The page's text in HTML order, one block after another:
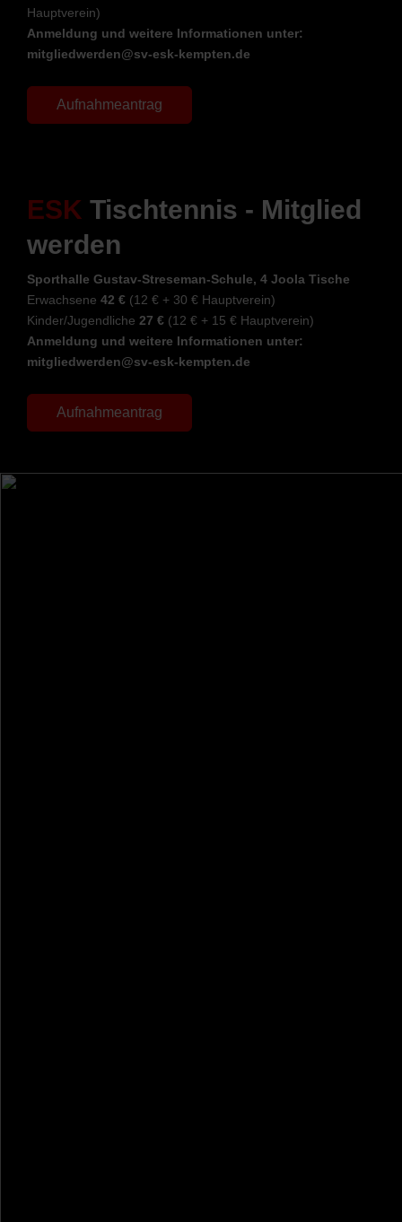
Hauptverein)
Anmeldung und weitere Informationen unter:
mitgliedwerden@sv-esk-kempten.de
Aufnahmeantrag
ESK Tischtennis - Mitglied
werden
Sporthalle Gustav-Streseman-Schule, 4 Joola Tische
Erwachsene 42 € (12 € + 30 € Hauptverein)
Kinder/Jugendliche 27 € (12 € + 15 € Hauptverein)
Anmeldung und weitere Informationen unter:
mitgliedwerden@sv-esk-kempten.de
Aufnahmeantrag